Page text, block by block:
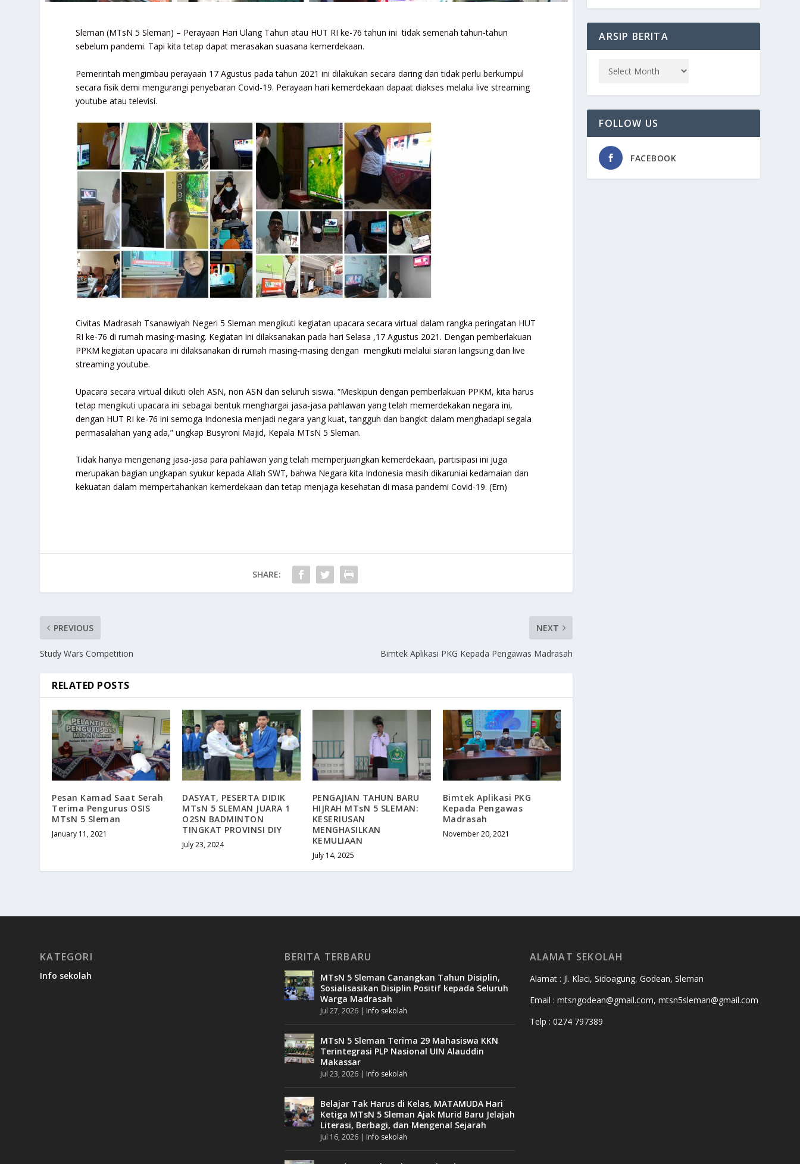
Sleman (MTsN 5 Sleman) – Perayaan Hari Ulang Tahun atau HUT RI ke-76 tahun ini tidak semeriah tahun-tahun
sebelum pandemi. Tapi kita tetap dapat merasakan suasana kemerdekaan.
Pemerintah mengimbau perayaan 17 Agustus pada tahun 2021 ini dilakukan secara daring dan tidak perlu berkumpul
secara fisik demi mengurangi penyebaran Covid-19. Perayaan hari kemerdekaan dapaat diakses melalui live streaming
youtube atau televisi.
Civitas Madrasah Tsanawiyah Negeri 5 Sleman mengikuti kegiatan upacara secara virtual dalam rangka peringatan HUT
RI ke-76 di rumah masing-masing. Kegiatan ini dilaksanakan pada hari Selasa ,17 Agustus 2021. Dengan pemberlakuan
PPKM kegiatan upacara ini dilaksanakan di rumah masing-masing dengan mengikuti melalui siaran langsung dan live
streaming youtube.
Upacara secara virtual diikuti oleh ASN, non ASN dan seluruh siswa. “Meskipun dengan pemberlakuan PPKM, kita harus
tetap mengikuti upacara ini sebagai bentuk menghargai jasa-jasa pahlawan yang telah memerdekakan negara ini,
dengan HUT RI ke-76 ini semoga Indonesia menjadi negara yang kuat, tangguh dan bangkit dalam menghadapi segala
permasalahan yang ada,” ungkap Busyroni Majid, Kepala MTsN 5 Sleman.
Tidak hanya mengenang jasa-jasa para pahlawan yang telah memperjuangkan kemerdekaan, partisipasi ini juga
merupakan bagian ungkapan syukur kepada Allah SWT, bahwa Negara kita Indonesia masih dikaruniai kedamaian dan
kekuatan dalam mempertahankan kemerdekaan dan tetap menjaga kesehatan di masa pandemi Covid-19. (Ern)
SHARE:
PREVIOUS
Study Wars Competition
NEXT
Bimtek Aplikasi PKG Kepada Pengawas Madrasah
RELATED POSTS
Pesan Kamad Saat Serah
Terima Pengurus OSIS
MTsN 5 Sleman
January 11, 2021
DASYAT, PESERTA DIDIK
MTsN 5 SLEMAN JUARA 1
O2SN BADMINTON
TINGKAT PROVINSI DIY
July 23, 2024
PENGAJIAN TAHUN BARU
HIJRAH MTsN 5 SLEMAN:
KESERIUSAN
MENGHASILKAN
KEMULIAAN
July 14, 2025
Bimtek Aplikasi PKG
Kepada Pengawas
Madrasah
November 20, 2021
ARSIP BERITA
FOLLOW US
FACEBOOK
KATEGORI
Info sekolah
BERITA TERBARU
MTsN 5 Sleman Canangkan Tahun Disiplin,
Sosialisasikan Disiplin Positif kepada Seluruh
Warga Madrasah
Jul 27, 2026 | Info sekolah
MTsN 5 Sleman Terima 29 Mahasiswa KKN
Terintegrasi PLP Nasional UIN Alauddin
Makassar
Jul 23, 2026 | Info sekolah
Belajar Tak Harus di Kelas, MATAMUDA Hari
Ketiga MTsN 5 Sleman Ajak Murid Baru Jelajah
Literasi, Berbagi, dan Mengenal Sejarah
Jul 16, 2026 | Info sekolah
ALAMAT SEKOLAH
Alamat : Jl. Klaci, Sidoagung, Godean, Sleman
Email : mtsngodean@gmail.com, mtsn5sleman@gmail.com
Telp : 0274 797389